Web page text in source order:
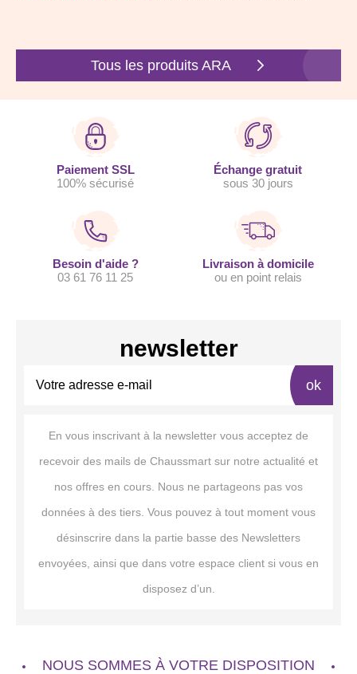
Tous les produits ARA
Paiement SSL
100% sécurisé
Échange gratuit
sous 30 jours
Besoin d'aide ?
03 61 76 11 25
Livraison à domicile
ou en point relais
newsletter
ok
En vous inscrivant à la newsletter vous acceptez de
recevoir des mails de Chaussmart sur notre actualité et
nos offres en cours. Nous ne partageons pas vos
données à des tiers. Vous pouvez à tout moment vous
désinscrire dans la partie basse des Newsletters
envoyées, ainsi que dans votre espace client si vous en
disposez d’un.
NOUS SOMMES À VOTRE DISPOSITION